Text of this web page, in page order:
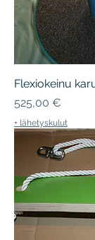
Flexiokeinu
Hinta
525,00 €
+ lähetyskulut